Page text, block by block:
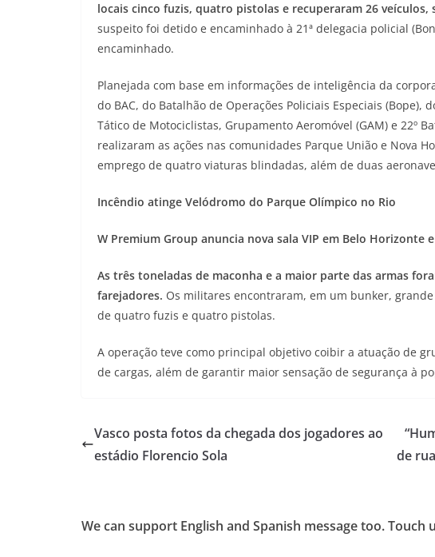
locais cinco fuzis, quatro pistolas e recuperaram 26 veículos,
suspeito foi detido e encaminhado à 21ª delegacia policial
encaminhado.
Planejada com base em informações de inteligência da
do BAC, do Batalhão de Operações Policiais Especiais (Bope),
Tático de Motociclistas, Grupamento Aeromóvel (GAM) e 22º
realizaram as ações nas comunidades Parque União e Nova
emprego de quatro viaturas blindadas, além de duas
Incêndio atinge Velódromo do Parque Olímpico no Rio
W Premium Group anuncia nova sala VIP em Belo
As três toneladas de maconha e a maior parte das armas
farejadores. Os militares encontraram, em um bunker,
de quatro fuzis e quatro pistolas.
A operação teve como principal objetivo coibir a atuação de
de cargas, além de garantir maior sensação de segurança à
Vasco posta fotos da chegada dos jogadores ao
estádio Florencio Sola
de
We can support English and Spanish message too. Touch